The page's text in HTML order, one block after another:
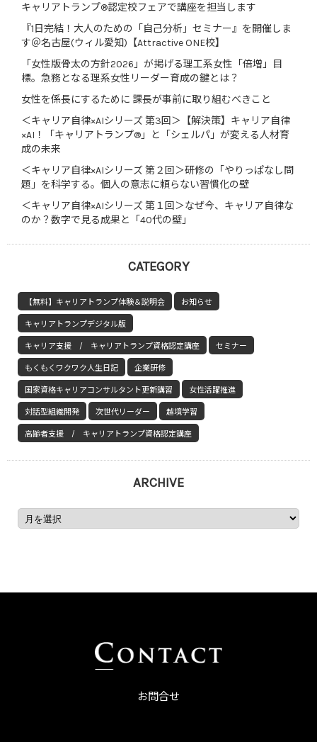
キャリアトランプ®認定校フェアで講座を担当します
『1日完結！大人のための「自己分析」セミナー』を開催しま
す＠名古屋(ウィル愛知)【Attractive ONE校】
「女性版骨太の方針2026」が掲げる理工系女性「倍増」目
標。急務となる理系女性リーダー育成の鍵とは？
女性を係長にするために 課長が事前に取り組むべきこと
＜キャリア自律×AIシリーズ 第3回＞【解決策】キャリア自律
×AI！「キャリアトランプ®」と「シェルパ」が変える人材育
成の未来
＜キャリア自律×AIシリーズ 第２回＞研修の「やりっぱなし問
題」を科学する。個人の意志に頼らない習慣化の壁
＜キャリア自律×AIシリーズ 第１回＞なぜ今、キャリア自律な
のか？数字で見る成果と「40代の壁」
CATEGORY
【無料】キャリアトランプ体験＆説明会 お知らせ
キャリアトランプデジタル版
キャリア支援 / キャリアトランプ資格認定講座 セミナー
もくもくワクワク人生日記 企業研修
国家資格キャリアコンサルタント更新講習 女性活躍推進
対話型組織開発 次世代リーダー 越境学習
高齢者支援 / キャリアトランプ資格認定講座
ARCHIVE
お問合せ